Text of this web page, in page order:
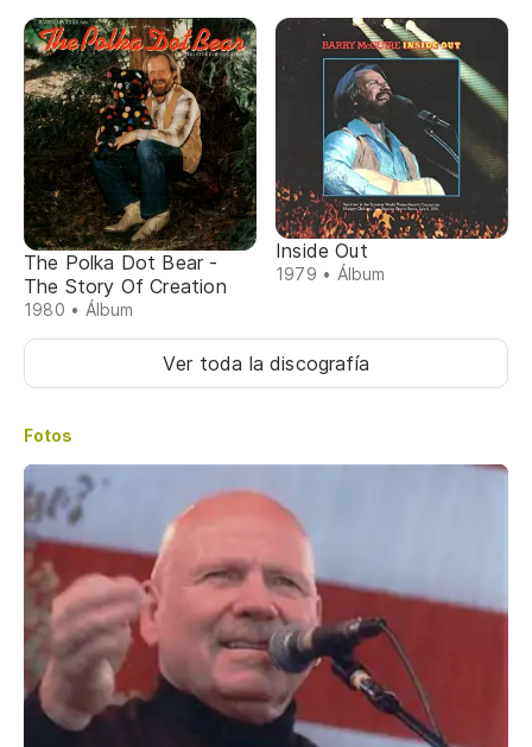
The Polka Dot Bear -
The Story Of Creation
1980 • Álbum
Inside Out
1979 • Álbum
Ver toda la discografía
Fotos